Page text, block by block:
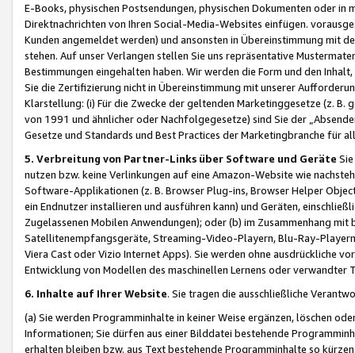
E-Books, physischen Postsendungen, physischen Dokumenten oder in
Direktnachrichten von Ihren Social-Media-Websites einfügen.
Kunden angemeldet werden) und ansonsten in Übereinstimmung mit
stehen. Auf unser Verlangen stellen Sie uns repräsentative
Bestimmungen eingehalten haben. Wir werden die Form und den
Sie die Zertifizierung nicht in Übereinstimmung mit unserer
Klarstellung: (i) Für die Zwecke der geltenden Marketinggesetze (z. B.
von 1991 und ähnlicher oder Nachfolgegesetze) sind Sie der
Gesetze und Standards und Best Practices der Marketingbranche für
5. Verbreitung von Partner-Links über Software und Geräte
nutzen bzw. keine Verlinkungen auf eine Amazon-Website wie
Software-Applikationen (z. B. Browser Plug-ins, Browser Helper
ein Endnutzer installieren und ausführen kann) und Geräten,
Zugelassenen Mobilen Anwendungen); oder (b) im Zusammenhang
Satellitenempfangsgeräte, Streaming-Video-Playern, Blu-Ray-
Viera Cast oder Vizio Internet Apps). Sie werden ohne ausdrückliche
Entwicklung von Modellen des maschinellen Lernens oder
6. Inhalte auf Ihrer Website. Sie tragen die ausschließliche
(a) Sie werden Programminhalte in keiner Weise ergänzen, löschen
Informationen; Sie dürfen aus einer Bilddatei bestehende
erhalten bleiben bzw. aus Text bestehende Programminhalte so